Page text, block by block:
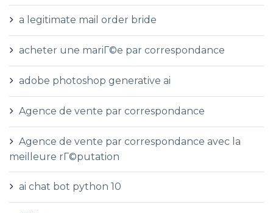
a legitimate mail order bride
acheter une mariГ©e par correspondance
adobe photoshop generative ai
Agence de vente par correspondance
Agence de vente par correspondance avec la
meilleure rГ©putation
ai chat bot python 10